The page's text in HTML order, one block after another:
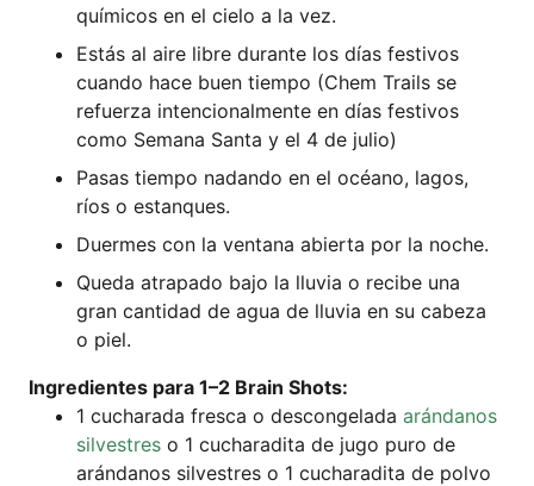
quí­mi­cos en el cie­lo a la vez.
Estás al aire lib­re duran­te los días fes­tivos
cuan­do hace buen tiem­po (Chem Trails se
refuer­za inten­cio­nal­men­te en días fes­tivos
como Sema­na San­ta y el 4 de julio)
Pasas tiem­po nadan­do en el océ­a­no, lagos,
ríos o estanques.
Duer­mes con la ven­ta­na abier­ta por la noche.
Queda atra­pa­do bajo la llu­via o reci­be una
gran can­ti­dad de agua de llu­via en su cabe­za
o piel.
Ingre­di­en­tes para 1–2 Brain Shots:
1 cucha­ra­da fre­s­ca o des­con­gela­da aránd­a­nos
sil­ves­tres o 1 cucha­ra­di­ta de jugo puro de
aránd­a­nos sil­ves­tres o 1 cucha­ra­di­ta de pol­vo